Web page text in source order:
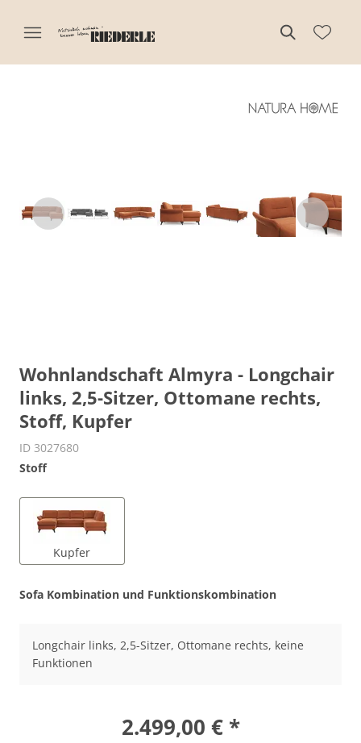
Wohnlandschaft Almyra - Longchair
links, 2,5-Sitzer, Ottomane rechts,
Stoff, Kupfer
ID 3027680
Stoff
Kupfer
Sofa Kombination und Funktionskombination
Longchair links, 2,5-Sitzer, Ottomane rechts, keine
Funktionen
2.499,00 € *